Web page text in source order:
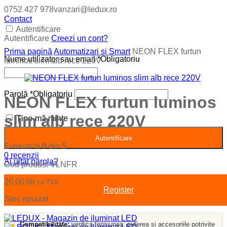
0752 427 978vanzari@ledux.ro
Contact
Autentificare
Autentificare Creezi un cont?
Nume utilizator sau email*Obligatoriu
Parolă *Obligatoriu
Ține-mă minte
Autentificare
Ai uitat parola?
Register
Prima pagină Automatizari si Smart NEON FLEX furtun
luminos slim alb rece 220V
NEON FLEX furtun luminos
slim alb rece 220V
Evaluat la0din 5
0 recenzii
Cod produs: VLNFR
20.00 lei cu TVA
Stoc epuizat
Compatibilitate:verifica tensiunea, puterea si accesoriile potrivite